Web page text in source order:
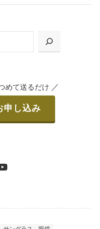
申込」からお選び
認 / 入金
めて送るだけ ／
申し込み
ューブ